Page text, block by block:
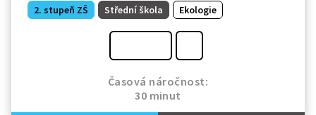
2. stupeň ZŠ Střední škola Ekologie
Časová náročnost:
30 minut